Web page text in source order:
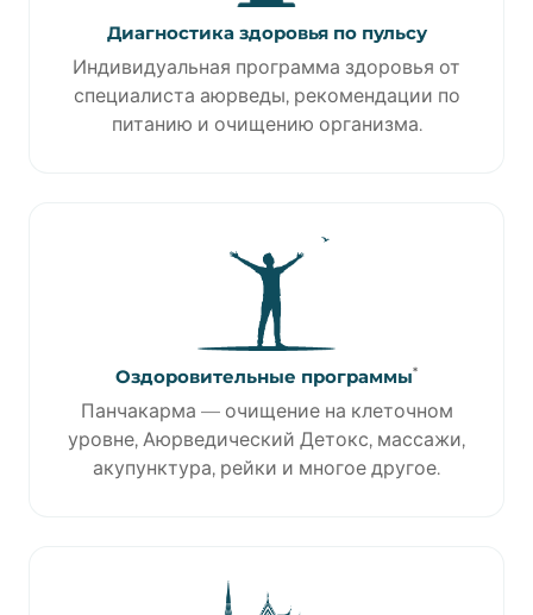
Диагностика здоровья по пульсу
Индивидуальная программа здоровья от
специалиста аюрведы, рекомендации по
питанию и очищению организма.
Оздоровительные программы*
Панчакарма — очищение на клеточном
уровне, Аюрведический Детокс, массажи,
акупунктура, рейки и многое другое.